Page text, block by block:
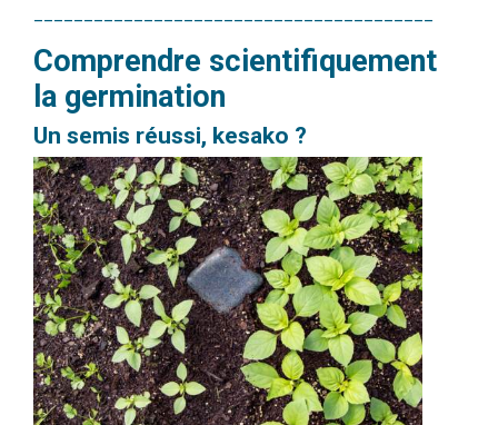
Comprendre scientifiquement
la germination
Un semis réussi, kesako ?